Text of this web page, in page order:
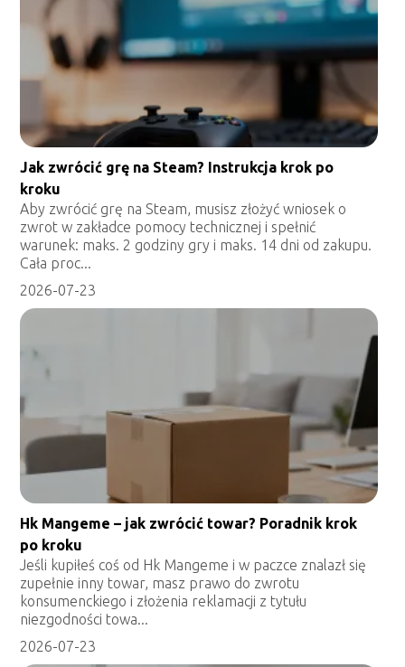
Jak zwrócić grę na Steam? Instrukcja krok po
kroku
Aby zwrócić grę na Steam, musisz złożyć wniosek o
zwrot w zakładce pomocy technicznej i spełnić
warunek: maks. 2 godziny gry i maks. 14 dni od zakupu.
Cała proc...
2026-07-23
Hk Mangeme – jak zwrócić towar? Poradnik krok
po kroku
Jeśli kupiłeś coś od Hk Mangeme i w paczce znalazł się
zupełnie inny towar, masz prawo do zwrotu
konsumenckiego i złożenia reklamacji z tytułu
niezgodności towa...
2026-07-23